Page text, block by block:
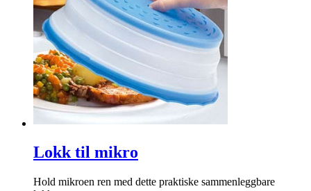
Lokk til mikro
Hold mikroen ren med dette praktiske sammenleggbare